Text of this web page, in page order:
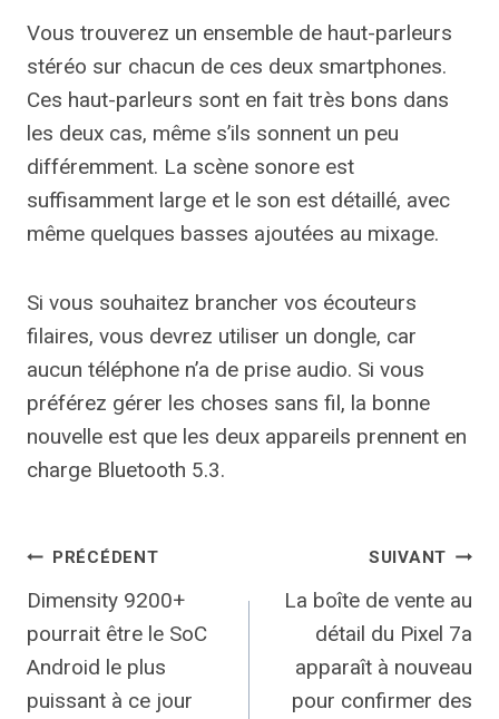
Vous trouverez un ensemble de haut-parleurs
stéréo sur chacun de ces deux smartphones.
Ces haut-parleurs sont en fait très bons dans
les deux cas, même s’ils sonnent un peu
différemment. La scène sonore est
suffisamment large et le son est détaillé, avec
même quelques basses ajoutées au mixage.
Si vous souhaitez brancher vos écouteurs
filaires, vous devrez utiliser un dongle, car
aucun téléphone n’a de prise audio. Si vous
préférez gérer les choses sans fil, la bonne
nouvelle est que les deux appareils prennent en
charge Bluetooth 5.3.
Navigation
de
l’article
PRÉCÉDENT
Dimensity 9200+
pourrait être le SoC
Android le plus
puissant à ce jour
SUIVANT
La boîte de vente au
détail du Pixel 7a
apparaît à nouveau
pour confirmer des